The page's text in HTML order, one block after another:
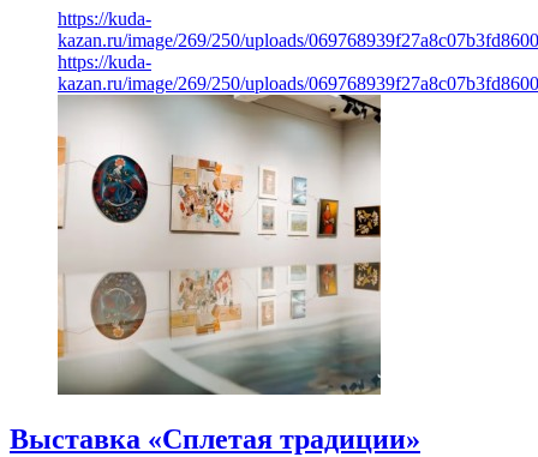
https://kuda-
kazan.ru/image/269/250/uploads/
https://kuda-
kazan.ru/image/269/250/uploads/
Выставка «Сплетая традиции»